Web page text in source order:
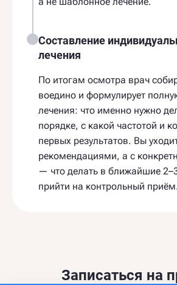
Составление
лечения
По итогам осмотра врач
воедино и формулирует
лечения: что именно нужно
порядке, с какой частотой и
первых результатов. Вы
рекомендациями, а с
— что делать в ближайшие
прийти на контрольный
Записаться на